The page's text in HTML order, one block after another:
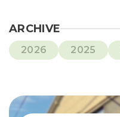
ARCHIVE
2026 2025